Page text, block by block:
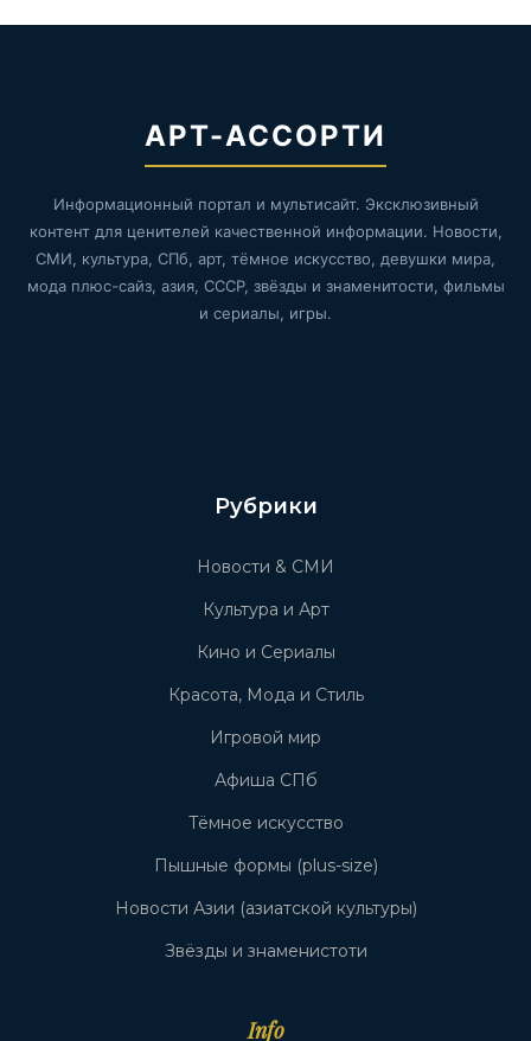
АРТ-АССОРТИ
Информационный портал и мультисайт. Эксклюзивный
контент для ценителей качественной информации. Новости,
СМИ, культура, СПб, арт, тёмное искусство, девушки мира,
мода плюс-сайз, азия, СССР, звёзды и знаменитости, фильмы
и сериалы, игры.
Рубрики
Новости & СМИ
Культура и Арт
Кино и Сериалы
Красота, Мода и Стиль
Игровой мир
Афиша СПб
Тёмное искусство
Пышные формы (plus-size)
Новости Азии (азиатской культуры)
Звёзды и знаменистоти
Info